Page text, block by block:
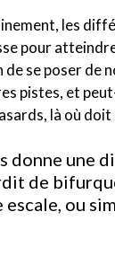
les
pour
de se poser de
pistes, et
là où
donne une
de
ou